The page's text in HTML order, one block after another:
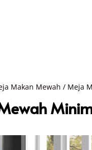
Makan Mewah / Meja